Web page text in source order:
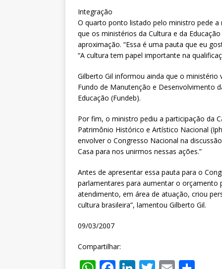
Integração
O quarto ponto listado pelo ministro pede a
que os ministérios da Cultura e da
aproximação. “Essa é uma pauta que eu
“A cultura tem papel importante na
Gilberto Gil informou ainda que o ministério
Fundo de Manutenção e Desenvolvimento
Educação (Fundeb).
Por fim, o ministro pediu a participação da
Patrimônio Histórico e Artístico Nacional
envolver o Congresso Nacional na
Casa para nos unirmos nessas ações.”
Antes de apresentar essa pauta para o
parlamentares para aumentar o orçamento
atendimento, em área de atuação, criou
cultura brasileira”, lamentou Gilberto Gil.
09/03/2007
Compartilhar: